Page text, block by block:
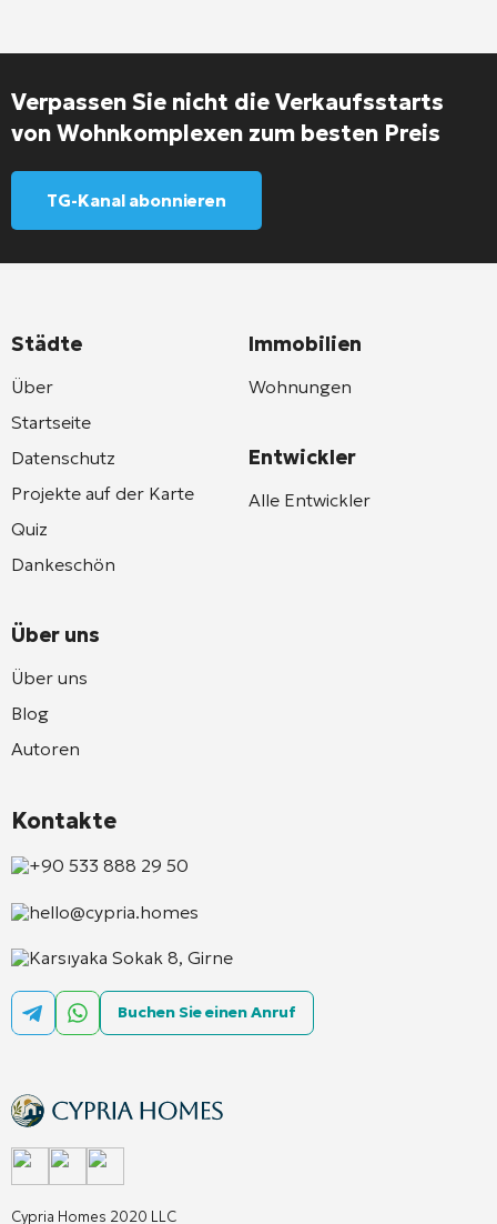
Verpassen Sie nicht die Verkaufsstarts
von Wohnkomplexen zum besten Preis
TG-Kanal abonnieren
Cypria Homes 2020 LLC
Städte
Über
Startseite
Datenschutz
Projekte auf der Karte
Quiz
Dankeschön
Über uns
Über uns
Blog
Autoren
Immobilien
Wohnungen
Entwickler
Alle Entwickler
Kontakte
+90 533 888 29 50
hello@cypria.homes
Karsıyaka Sokak 8, Girne
Buchen Sie einen Anruf